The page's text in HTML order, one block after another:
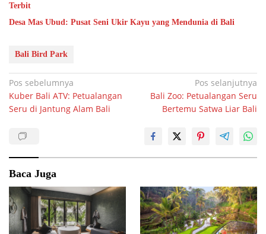
Terbit
Desa Mas Ubud: Pusat Seni Ukir Kayu yang Mendunia di Bali
Bali Bird Park
Navigasi
pos
Pos sebelumnya
Kuber Bali ATV: Petualangan
Seru di Jantung Alam Bali
Pos selanjutnya
Bali Zoo: Petualangan Seru
Bertemu Satwa Liar Bali
Baca Juga